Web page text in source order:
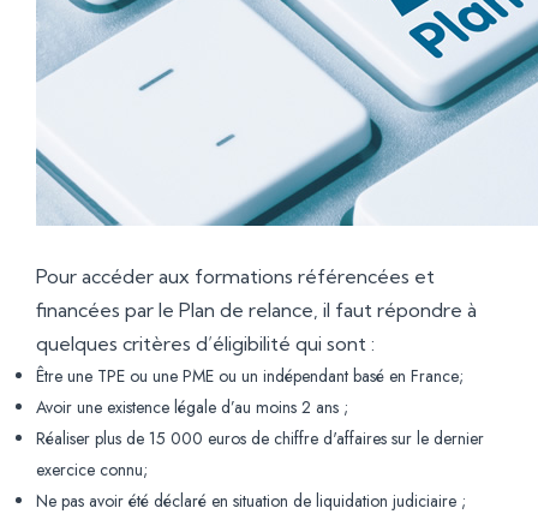
Pour accéder aux formations référencées et
financées par le Plan de relance, il faut répondre à
quelques critères d’éligibilité qui sont :
Être une TPE ou une PME ou un indépendant basé en France;
Avoir une existence légale d’au moins 2 ans ;
Réaliser plus de 15 000 euros de chiffre d'affaires sur le dernier
exercice connu;
Ne pas avoir été déclaré en situation de liquidation judiciaire ;